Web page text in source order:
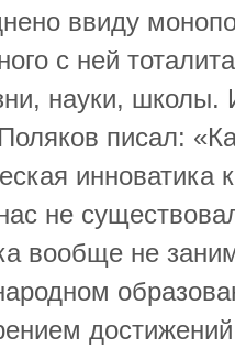
ввиду
с ней
науки, школы.
писал:
не
вообще не